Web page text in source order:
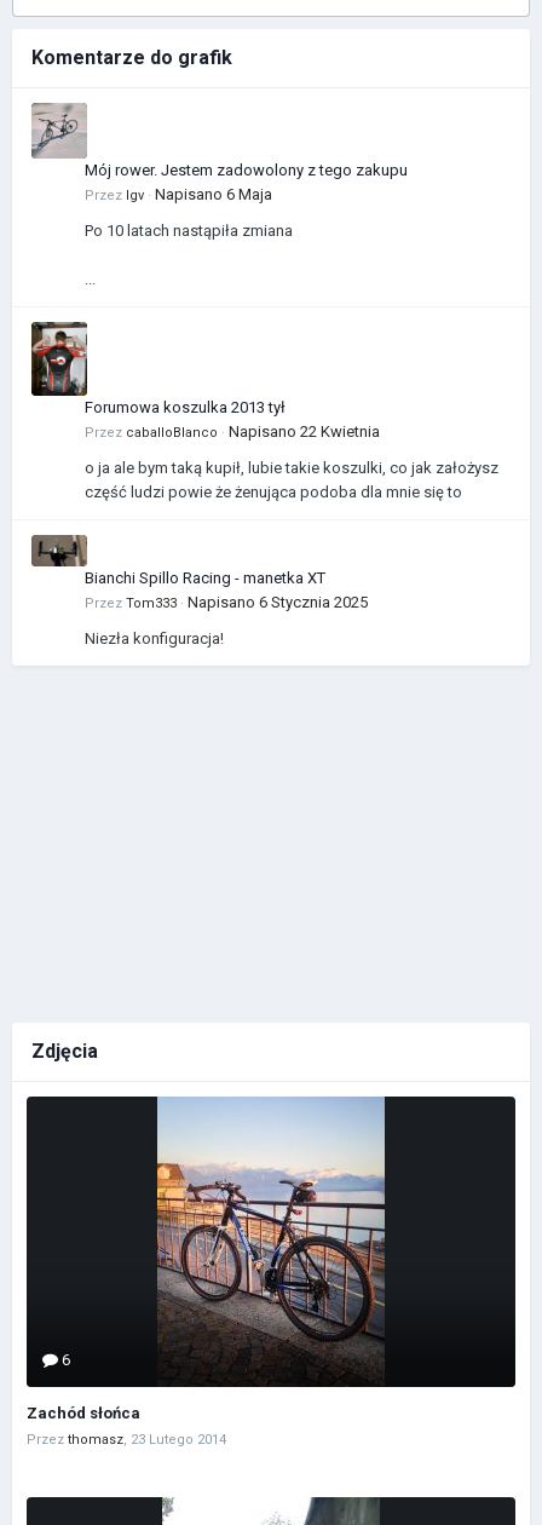
Komentarze do grafik
Mój rower. Jestem zadowolony z tego zakupu
Przez Igv · Napisano 6 Maja
Po 10 latach nastąpiła zmiana
...
Forumowa koszulka 2013 tył
Przez caballoBlanco · Napisano 22 Kwietnia
o ja ale bym taką kupił, lubie takie koszulki, co jak założysz
część ludzi powie że żenująca podoba dla mnie się to
Bianchi Spillo Racing - manetka XT
Przez Tom333 · Napisano 6 Stycznia 2025
Niezła konfiguracja!
Zdjęcia
6
Zachód słońca
Przez thomasz, 23 Lutego 2014